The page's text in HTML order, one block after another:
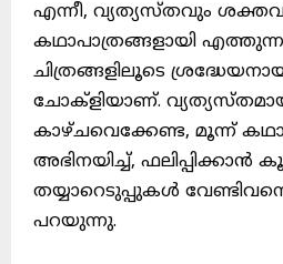
എന്നീ, വ്യത്യസ്തവും
കഥാപാത്രങ്ങളായി
ചിത്രങ്ങളിലൂടെ
ചോക്ളിയാണ്.
കാഴ്ചവെക്കേണ്ട, മൂന്ന്
അഭിനയിച്ച്,
തയ്യാറെടുപ്പുകൾ
പറയുന്നു.